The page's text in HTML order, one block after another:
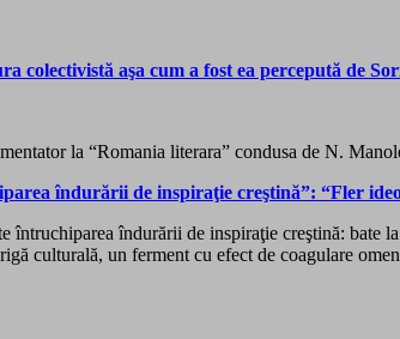
colectivistă aşa cum a fost ea percepută de
la “Romania literara” condusa de N.
îndurării de inspiraţie creştină”: “Fler
îndurării de inspiraţie creştină: bate
un ferment cu efect de coagulare